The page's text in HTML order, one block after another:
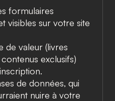
formulaires
visibles sur votre site
de valeur (livres
exclusifs)
de données, qui
nuire à votre